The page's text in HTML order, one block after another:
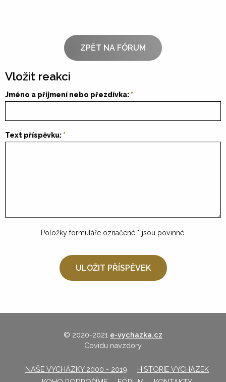
ZPĚT NA FÓRUM
Vložit reakci
Jméno a příjmení nebo přezdívka:
Text příspěvku:
Položky formuláře označené * jsou povinné.
© 2020-2021 e-vychazka.cz
Covidu navzdory
NAŠE VYCHÁZKY 2000 - 2019
HISTORIE VYCHÁZEK